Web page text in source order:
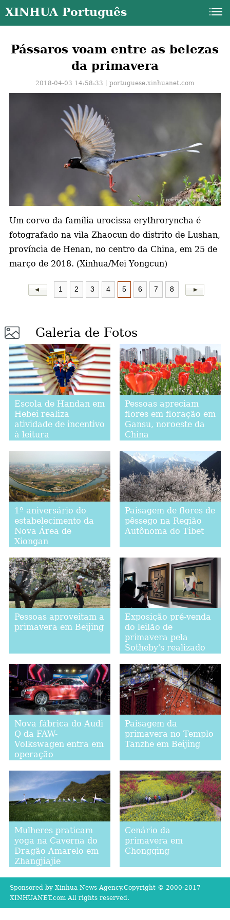
XINHUA Português
Pássaros voam entre as belezas
da primavera
2018-04-03 14:58:33丨portuguese.xinhuanet.com
Um corvo da família urocissa erythroryncha é
fotografado na vila Zhaocun do distrito de Lushan,
província de Henan, no centro da China, em 25 de
março de 2018. (Xinhua/Mei Yongcun)
1 2 3 4 5 6 7 8
Galeria de Fotos
Escola de Handan em
Hebei realiza
atividade de incentivo
à leitura
Pessoas apreciam
flores em floração em
Gansu, noroeste da
China
1º aniversário do
estabelecimento da
Nova Área de
Xiongan
Paisagem de flores de
pêssego na Região
Autônoma do Tibet
Pessoas aproveitam a
primavera em Beijing
Exposição pré-venda
do leilão de
primavera pela
Sotheby's realizado
Nova fábrica do Audi
Q da FAW-
Volkswagen entra em
operação
Paisagem da
primavera no Templo
Tanzhe em Beijing
Mulheres praticam
yoga na Caverna do
Dragão Amarelo em
Zhangjiajie
Cenário da
primavera em
Chongqing
Sponsored by Xinhua News Agency.Copyright © 2000-2017
XINHUANET.com All rights reserved.